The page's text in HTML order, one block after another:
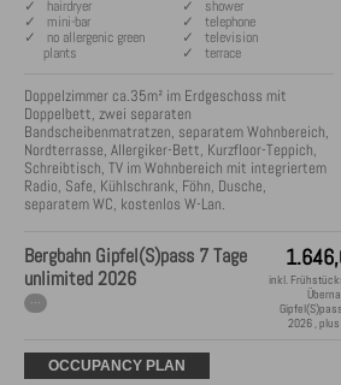
✓ hairdryer
✓ mini-bar
✓ no allergenic green
plants
✓ shower
✓ telephone
✓ television
✓ terrace
Doppelzimmer ca.35m² im Erdgeschoss mit
Doppelbett, zwei separaten
Bandscheibenmatratzen, separatem Wohnbereich,
Nordterrasse, Allergiker-Bett, Kurzfloor-Teppich,
Schreibtisch, TV im Wohnbereich mit integriertem
Radio, Safe, Kühlschrank, Föhn, Dusche,
separatem WC, kostenlos W-Lan.
Bergbahn Gipfel(S)pass 7 Tage
unlimited 2026
···
inkl.
2026 ,
OCCUPANCY PLAN